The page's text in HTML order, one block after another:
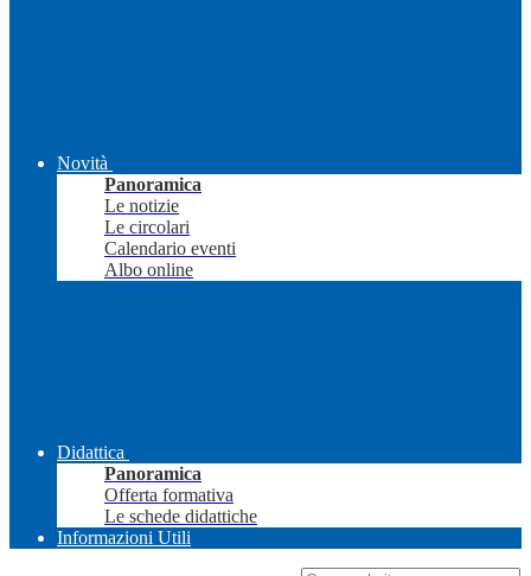
Novità
Panoramica
Le notizie
Le circolari
Calendario eventi
Albo online
Didattica
Panoramica
Offerta formativa
Le schede didattiche
Informazioni Utili